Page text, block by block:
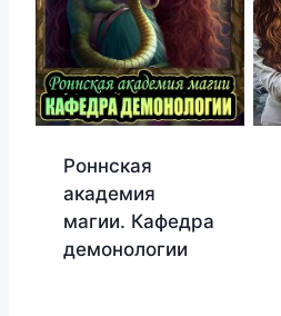
Роннская
академия
магии. Кафедра
демонологии